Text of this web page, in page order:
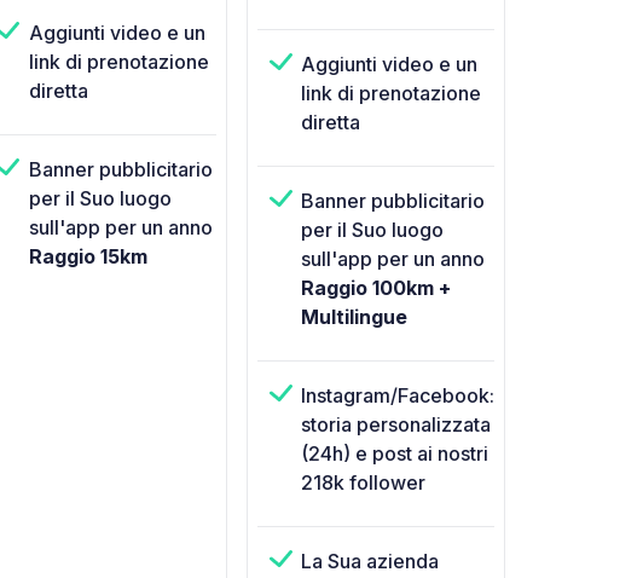
Aggiunti video e un
link di prenotazione
diretta
Banner pubblicitario
per il Suo luogo
sull'app per un anno
Raggio 15km
Aggiunti video e un
link di prenotazione
diretta
Banner pubblicitario
per il Suo luogo
sull'app per un anno
Raggio 100km +
Multilingue
Instagram/Facebook:
storia personalizzata
(24h) e post ai nostri
218k follower
La Sua azienda